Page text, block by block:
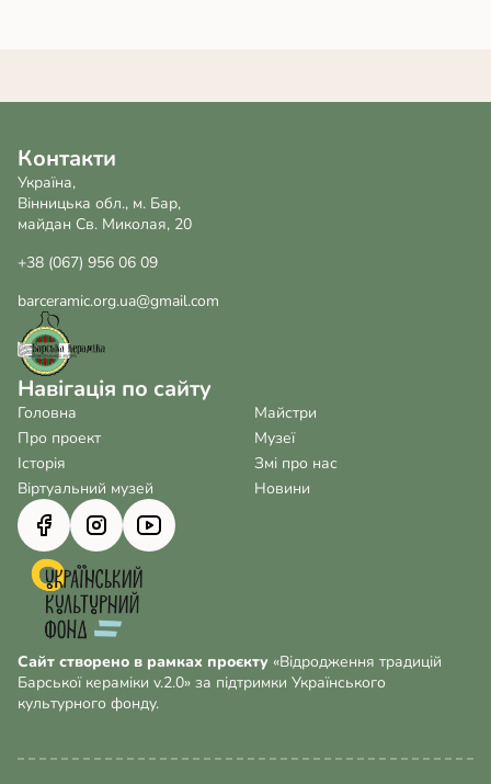
Контакти
Україна,
Вінницька обл., м. Бар,
майдан Св. Миколая, 20
+38 (067) 956 06 09
barceramic.org.ua@gmail.com
Навігація по сайту
Головна
Про проект
Історія
Віртуальний музей
Майстри
Музеї
Змі про нас
Новини
Сайт створено в рамках проєкту «Відродження традицій
Барської кераміки v.2.0» за підтримки Українського
культурного фонду.